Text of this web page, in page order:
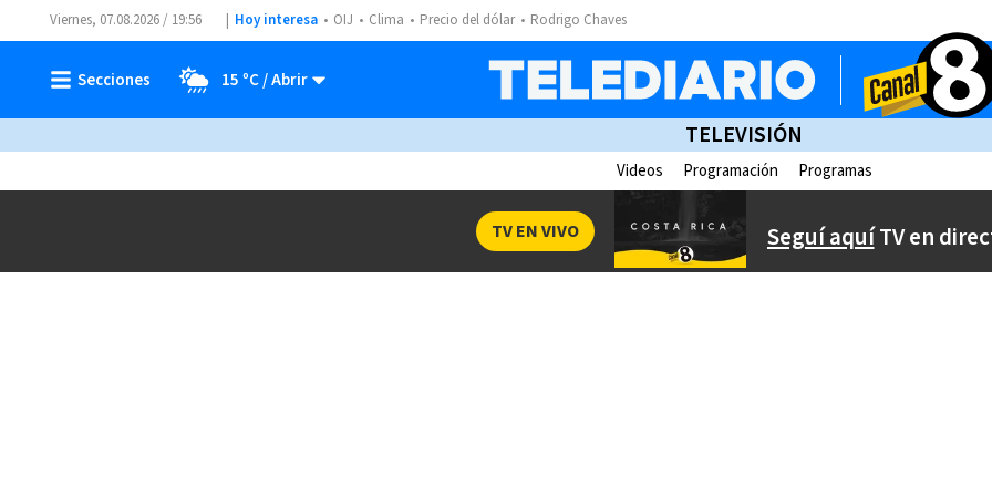
Viernes, 07.08.2026 / 19:56 Hoy interesa OIJ Clima Precio del dólar Rodrigo Chaves
15 ºC
TELEVISIÓN
Videos Programación Programas
Seguí aquíTV en
TV EN VIVO